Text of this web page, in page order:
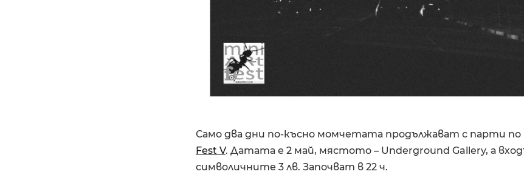
Само два дни по-късно момчетата продължават с парти по
Fest V. Датата е 2 май, мястото – Underground Gallery, а
символичните 3 лв. Започват в 22 ч.